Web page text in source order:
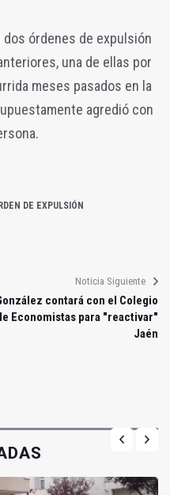
órdenes de expulsión
una de ellas por
meses pasados en la
agredió con
DE EXPULSIÓN
Noticia Siguiente
contará con el Colegio
Economistas para "reactivar"
Jaén